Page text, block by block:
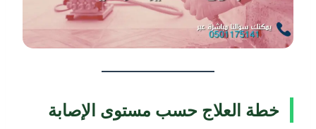
خطة العلاج حسب مستوى الإصابة